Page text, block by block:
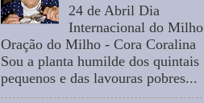
24 de Abril Dia
Internacional do Milho
Oração do Milho - Cora Coralina
Sou a planta humilde dos quintais
pequenos e das lavouras pobres...